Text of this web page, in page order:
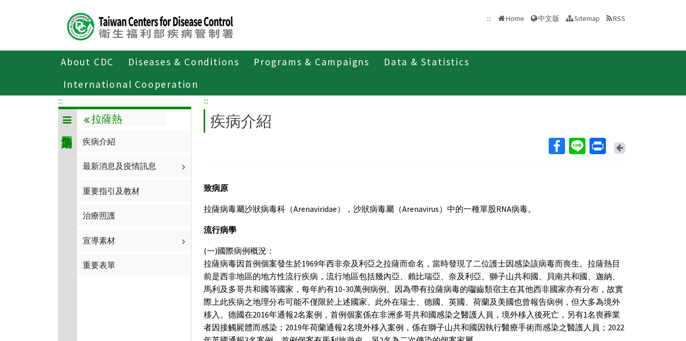
::: Home 中文版 Sitemap RSS
About CDC Diseases & Conditions Programs & Campaigns
Data & Statistics
International Cooperation
傳染病與防疫專題
:::
拉薩熱
疾病介紹
最新消息及疫情訊息
重要指引及教材
治療照護
宣導素材
重要表單
:::
疾病介紹
Back
致病原
拉薩病毒屬沙狀病毒科（Arenaviridae），沙狀病毒屬（Arenavirus）中的一種單股RNA病毒。
流行病學
(一)國際病例概況：
拉薩病毒因首例個案發生於1969年西非奈及利亞之拉薩而命名，當時發現了二位護士因感染該病毒而喪生。拉薩熱目
前是西非地區的地方性流行疾病，流行地區包括幾內亞、賴比瑞亞、奈及利亞、獅子山共和國、貝南共和國、迦納、
馬利及多哥共和國等國家，每年約有10-30萬例病例。因為帶有拉薩病毒的囓齒類宿主在其他西非國家亦有分布，故實
際上此疾病之地理分布可能不僅限於上述國家。此外在瑞士、德國、英國、荷蘭及美國也曾報告病例，但大多為境外
移入。德國在2016年通報2名案例，首例個案係在非洲多哥共和國感染之醫護人員，境外移入後死亡，另有1名喪葬業
者因接觸屍體而感染；2019年荷蘭通報2名境外移入案例，係在獅子山共和國因執行醫療手術而感染之醫護人員；2022